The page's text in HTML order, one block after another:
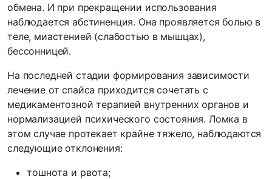
обмена. И при прекращении использования
наблюдается абстиненция. Она проявляется болью в
теле, миастенией (слабостью в мышцах),
бессонницей.
На последней стадии формирования зависимости
лечение от спайса приходится сочетать с
медикаментозной терапией внутренних органов и
нормализацией психического состояния. Ломка в
этом случае протекает крайне тяжело, наблюдаются
следующие отклонения:
тошнота и рвота;